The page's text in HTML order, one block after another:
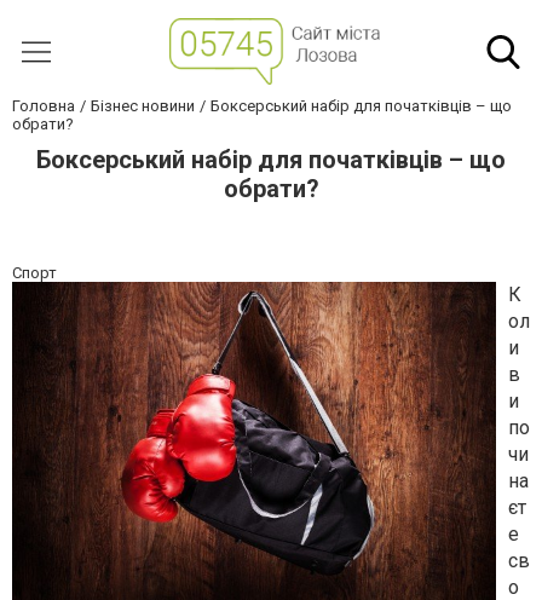
Головна Бізнес новини
Боксерський набір для початківців – що
обрати?
Боксерський набір для початківців – що
обрати?
Спорт
К
ол
и
в
и
по
чи
на
єт
е
св
о